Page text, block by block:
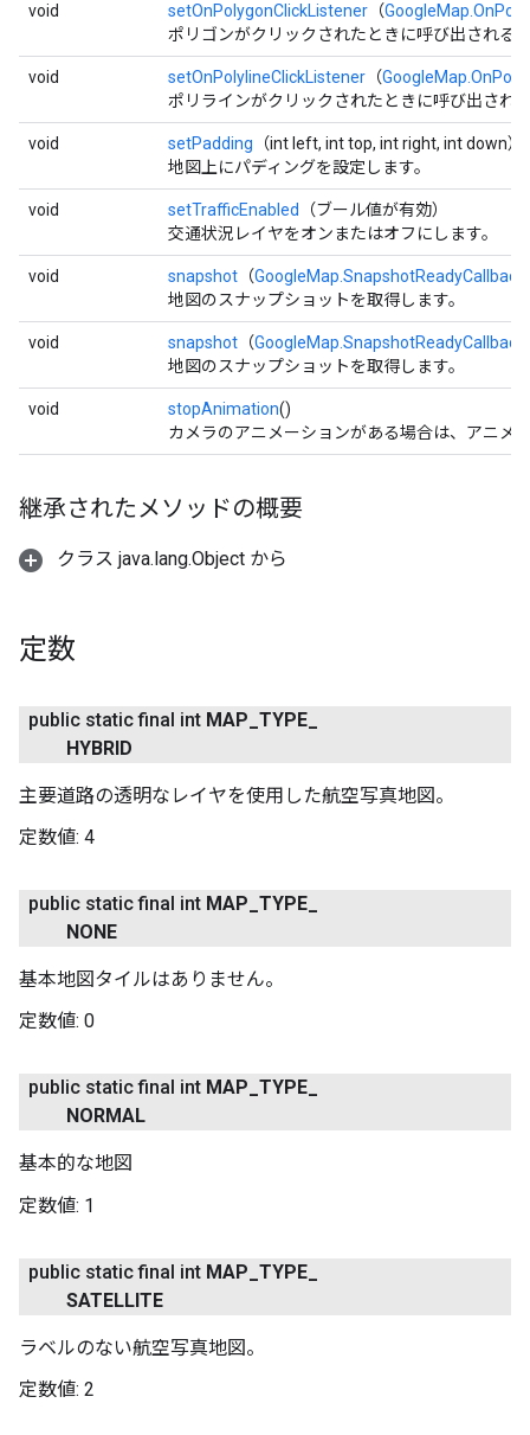
void setOnPolygonClickListener （
ポリゴンがクリックされたときに呼び出される
void setOnPolylineClickListener （
ポリラインがクリックされたときに呼び出され
void setPadding （int left, int top, int right, int down）
地図上にパディングを設定します。
void setTrafficEnabled
（ブール値が有効）
交通状況レイヤをオンまたはオフにします。
void snapshot （GoogleMap.SnapshotReadyCallback
地図のスナップショットを取得します。
void snapshot （GoogleMap.SnapshotReadyCallback
地図のスナップショットを取得します。
void stopAnimation()
カメラのアニメーションがある場合は、アニメ
継承されたメソッドの概要
クラス java.lang.Object から
定数
public static final int MAP TYPE
HYBRID
主要道路の透明なレイヤを使用した航空写真地図。
定数値: 4
public static final int MAP TYPE
NONE
基本地図タイルはありません。
定数値: 0
public static final int MAP TYPE
NORMAL
基本的な地図
定数値: 1
public static final int MAP TYPE
SATELLITE
ラベルのない航空写真地図。
定数値: 2